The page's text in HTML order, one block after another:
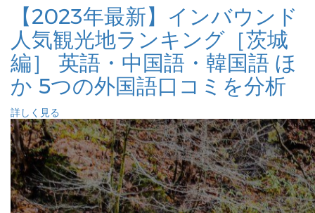
【2023年最新】インバウンド
人気観光地ランキング［茨城
編］ 英語・中国語・韓国語 ほ
か 5つの外国語口コミを分析
詳しく見る